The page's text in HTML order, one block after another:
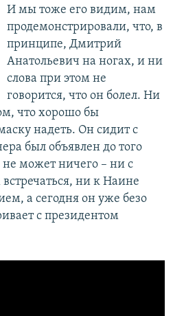
И мы тоже его видим, нам
продемонстрировали, что, в
принципе, Дмитрий
Анатольевич на ногах, и ни
слова при этом не
говорится, что он болел. Ни
что хорошо бы
надеть. Он сидит с
был объявлен до того
может ничего – ни с
ни к Наине
а сегодня он уже безо
с президентом